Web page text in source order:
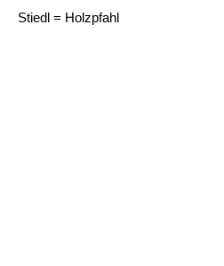
Stiedl = Holzpfahl